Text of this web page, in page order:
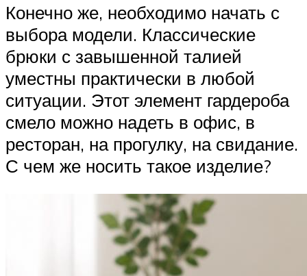
Конечно же, необходимо начать с
выбора модели. Классические
брюки с завышенной талией
уместны практически в любой
ситуации. Этот элемент гардероба
смело можно надеть в офис, в
ресторан, на прогулку, на свидание.
С чем же носить такое изделие?